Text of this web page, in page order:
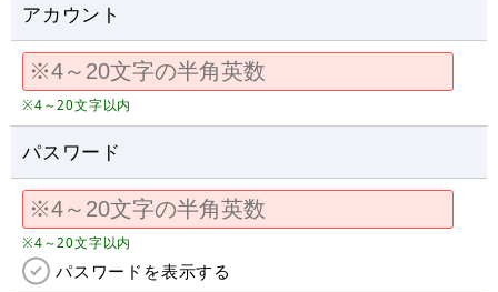
アカウント
※4～20文字以内
パスワード
※4～20文字以内
パスワードを表示する